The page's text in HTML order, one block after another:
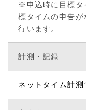
※申込時に目標タ
標タイムの申告
行います。
計測・記録
ネットタイム計測